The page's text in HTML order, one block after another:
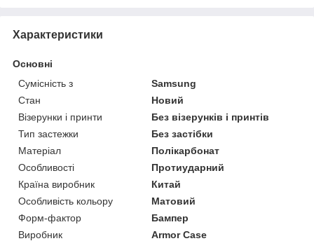
Характеристики
Основні
Сумісність з
Samsung
Стан
Новий
Візерунки і принти
Без візерунків і принтів
Тип застежки
Без застібки
Матеріал
Полікарбонат
Особливості
Протиударний
Країна виробник
Китай
Особливість кольору
Матовий
Форм-фактор
Бампер
Виробник
Armor Case